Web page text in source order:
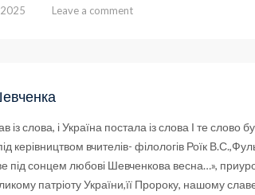
Leave a comment
із слова, і Україна постала із слова І те
керівництвом вчителів- філологів Роїк
під сонцем любові Шевченкова весна…»,
патріоту України,її Пророку, нашому